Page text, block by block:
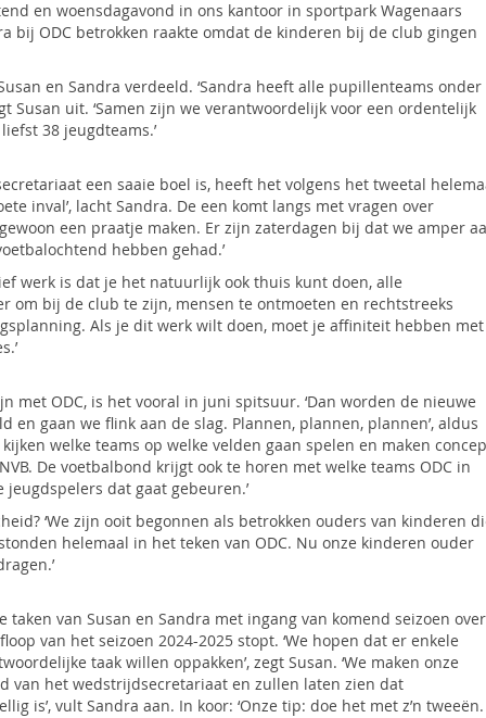
en woensdagavond in ons kantoor in sportpark Wagenaars
bij ODC betrokken raakte omdat de kinderen bij de club gingen
en Sandra verdeeld. ‘Sandra heeft alle pupillenteams onder
Susan uit. ‘Samen zijn we verantwoordelijk voor een ordentelijk
38 jeugdteams.’
een saaie boel is, heeft het volgens het tweetal
inval’, lacht Sandra. De een komt langs met vragen over
een praatje maken. Er zijn zaterdagen bij dat we amper
hebben gehad.’
werk is dat je het natuurlijk ook thuis kunt doen, alle
om bij de club te zijn, mensen te ontmoeten en rechtstreeks
Als je dit werk wilt doen, moet je affiniteit hebben met
met ODC, is het vooral in juni spitsuur. ‘Dan worden de nieuwe
en gaan we flink aan de slag. Plannen, plannen, plannen’, aldus
kijken welke teams op welke velden gaan spelen en maken
De voetbalbond krijgt ook te horen met welke teams ODC in
dat gaat gebeuren.’
‘We zijn ooit begonnen als betrokken ouders van kinderen
helemaal in het teken van ODC. Nu onze kinderen ouder
van Susan en Sandra met ingang van komend seizoen over
van het seizoen 2024-2025 stopt. ‘We hopen dat er enkele
taak willen oppakken’, zegt Susan. ‘We maken onze
van het wedstrijdsecretariaat en zullen laten zien dat
is’, vult Sandra aan. In koor: ‘Onze tip: doe het met z’n tweeën.